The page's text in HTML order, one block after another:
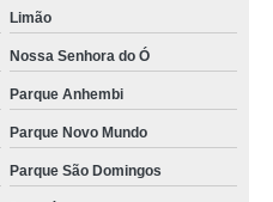
Limão
Nossa Senhora do Ó
Parque Anhembi
Parque Novo Mundo
Parque São Domingos